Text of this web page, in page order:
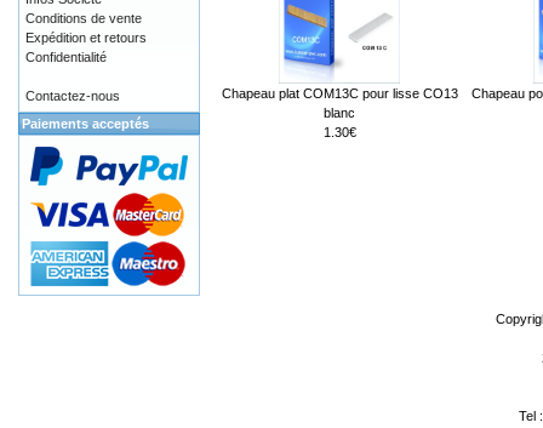
Chapeau plat COM13C pour lisse CO13
blanc
1.30€
Chapeau
Conditions de vente
Expédition et retours
Confidentialité
Contactez-nous
Paiements acceptés
Tel